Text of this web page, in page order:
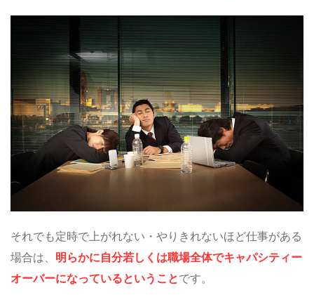
それでも定時で上がれない・やりきれないほど仕事がある
場合は、 明らかに自分若しくは職場全体でキャパシティー
オーバーになっているということです。